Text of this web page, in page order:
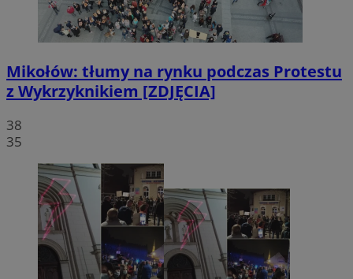
Mikołów: tłumy na rynku podczas Protestu
z Wykrzyknikiem [ZDJĘCIA]
38
35